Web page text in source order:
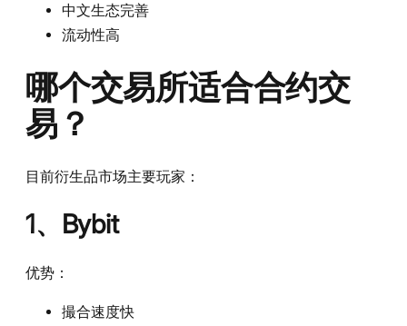
中文生态完善
流动性高
哪个交易所适合合约交
易？
目前衍生品市场主要玩家：
1、Bybit
优势：
撮合速度快